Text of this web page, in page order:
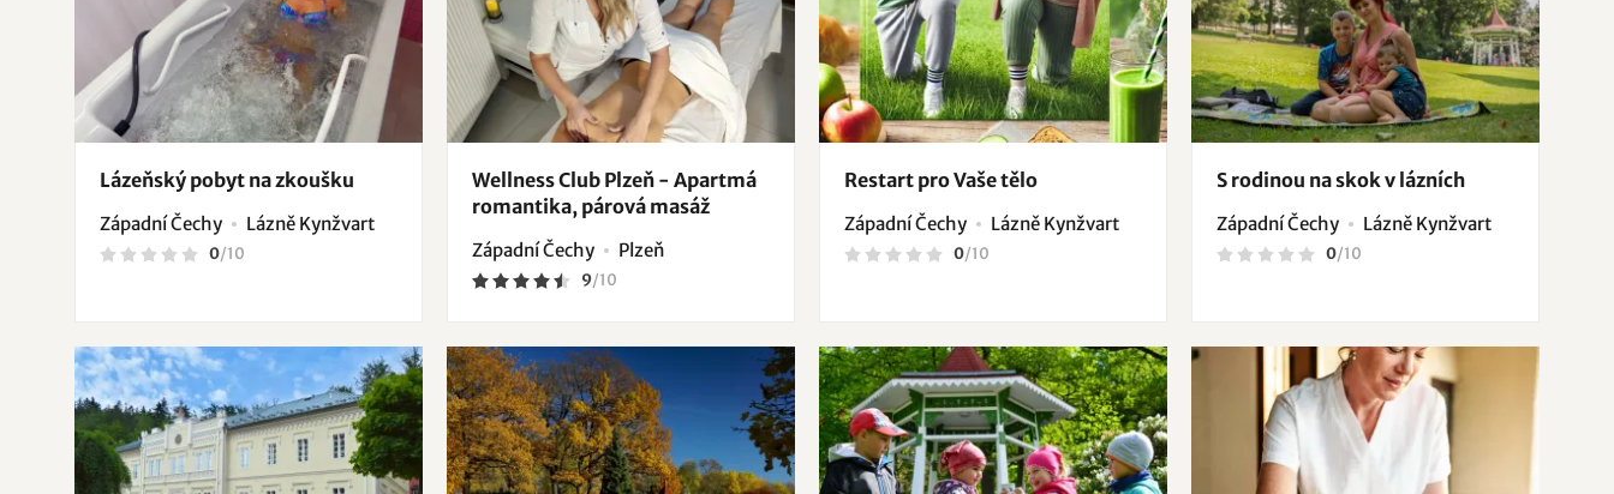
Lázeňský pobyt na zkoušku
Západní Čechy Lázně Kynžvart
0/10
Wellness Club Plzeň - Apartmá
romantika, párová masáž
Západní Čechy Plzeň
9/10
Restart pro Vaše tělo
Západní Čechy Lázně Kynžvart
0/10
S rodinou na skok v lázních
Západní Čechy Lázně Kynžvart
0/10